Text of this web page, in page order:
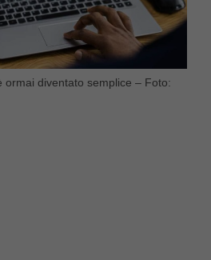
ormai diventato semplice – Foto: